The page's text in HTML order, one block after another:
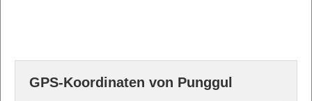
GPS-Koordinaten von Punggul